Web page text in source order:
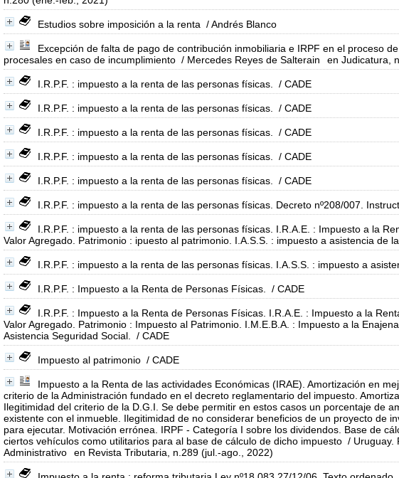
Estudios sobre imposición a la renta / Andrés Blanco
Excepción de falta de pago de contribución inmobiliaria e IRPF en el proceso
procesales en caso de incumplimiento / Mercedes Reyes de Salterain en Judicatura,
I.R.P.F. : impuesto a la renta de las personas físicas. / CADE
I.R.P.F. : impuesto a la renta de las personas físicas. / CADE
I.R.P.F. : impuesto a la renta de las personas físicas. / CADE
I.R.P.F. : impuesto a la renta de las personas físicas. / CADE
I.R.P.F. : impuesto a la renta de las personas físicas. / CADE
I.R.P.F. : impuesto a la renta de las personas físicas. Decreto nº208/007.
I.R.P.F. : impuesto a la renta de las personas físicas. I.R.A.E. : Impuesto a la
Valor Agregado. Patrimonio : ipuesto al patrimonio. I.A.S.S. : impuesto a asistencia de
I.R.P.F. : impuesto a la renta de las personas físicas. I.A.S.S. : impuesto a
I.R.P.F. : Impuesto a la Renta de Personas Físicas. / CADE
I.R.P.F. : Impuesto a la Renta de Personas Físicas. I.R.A.E. : Impuesto a la
Valor Agregado. Patrimonio : Impuesto al Patrimonio. I.M.E.B.A. : Impuesto a la
Asistencia Seguridad Social.
/ CADE
Impuesto al patrimonio / CADE
Impuesto a la Renta de las actividades Económicas (IRAE). Amortización en
criterio de la Administración fundado en el decreto reglamentario del impuesto.
Ilegitimidad del criterio de la D.G.I. Se debe permitir en estos casos un porcentaje de
existente con el inmueble. Ilegitimidad de no considerar beneficios de un proyecto de
para ejecutar. Motivación errónea. IRPF - Categoría I sobre los dividendos. Base de
ciertos vehículos como utilitarios para al base de cálculo de dicho impuesto / Uruguay.
Administrativo
en Revista Tributaria, n.289 (jul.-ago., 2022)